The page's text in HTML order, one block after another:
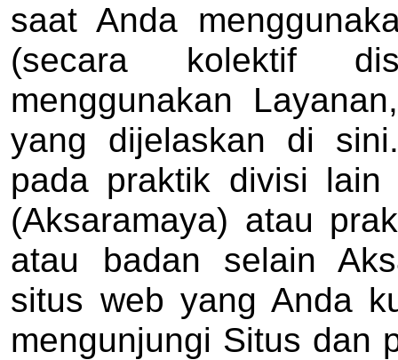
saat Anda
(secara kolektif
menggunakan
yang dijelaskan di
pada praktik divisi
(Aksaramaya) atau
atau badan selain
situs web yang Anda
mengunjungi Situs dan